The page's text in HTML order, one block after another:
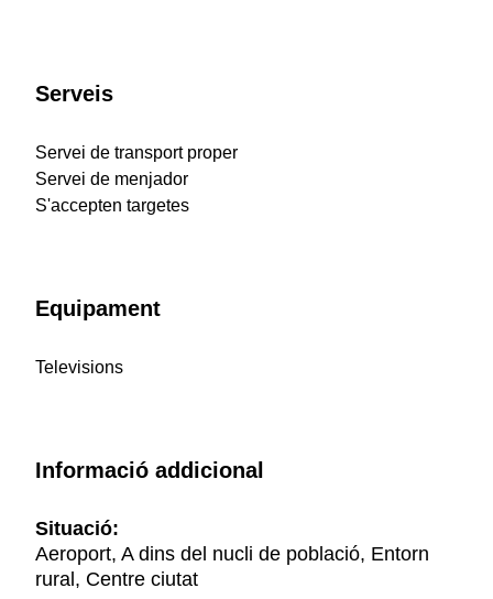
Serveis
Servei de transport proper
Servei de menjador
S'accepten targetes
Equipament
Televisions
Informació addicional
Situació:
Aeroport, A dins del nucli de població, Entorn
rural, Centre ciutat